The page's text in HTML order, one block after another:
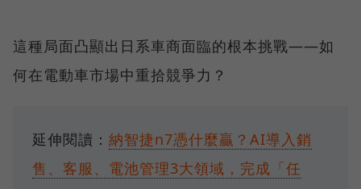
這種局面凸顯出日系車商面臨的根本挑戰——如
何在電動車市場中重拾競爭力？
延伸閱讀： 納智捷n7憑什麼贏？AI導入銷
售、客服、電池管理3大領域，完成「任